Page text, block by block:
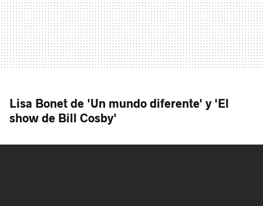
Lisa Bonet de 'Un mundo diferente' y 'El
show de Bill Cosby'